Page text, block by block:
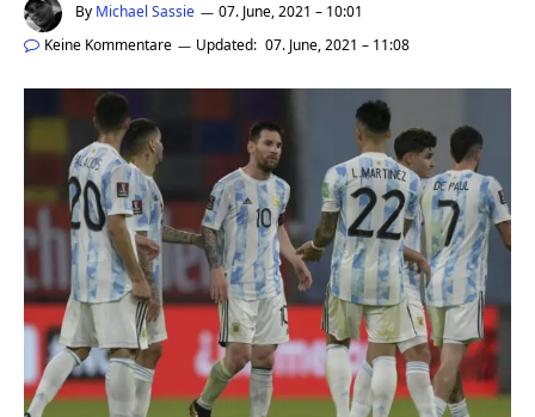
By Michael Sassie
07. June, 2021 – 10:01
Keine Kommentare
Updated: 07. June, 2021 – 11:08